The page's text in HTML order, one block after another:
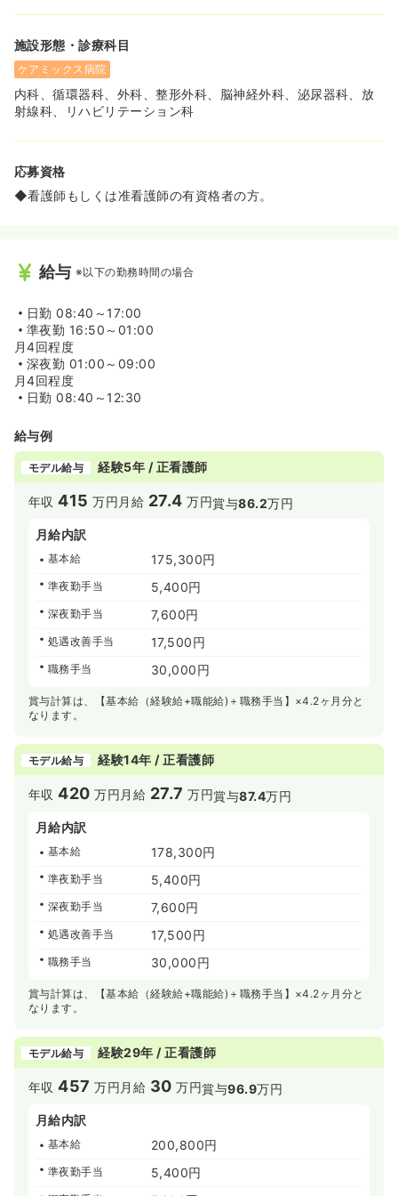
施設形態・診療科目
ケアミックス病院
内科、循環器科、外科、整形外科、脳神経外科、泌尿器科、放
射線科、リハビリテーション科
応募資格
◆看護師もしくは准看護師の有資格者の方。
給与 ※以下の勤務時間の場合
日勤 08:40～17:00
準夜勤 16:50～01:00
月4回程度
深夜勤 01:00～09:00
月4回程度
日勤 08:40～12:30
給与例
モデル給与 経験5年 / 正看護師
年収415 万円 月給 27.4 万円賞与86.2万円
月給内訳
基本給 175,300円
準夜勤手当 5,400円
深夜勤手当 7,600円
処遇改善手当 17,500円
職務手当 30,000円
賞与計算は、【基本給（経験給+職能給)＋職務手当】×4.2ヶ月分と
なります。
モデル給与 経験14年 / 正看護師
年収420 万円 月給 27.7 万円賞与87.4万円
月給内訳
基本給 178,300円
準夜勤手当 5,400円
深夜勤手当 7,600円
処遇改善手当 17,500円
職務手当 30,000円
賞与計算は、【基本給（経験給+職能給)＋職務手当】×4.2ヶ月分と
なります。
モデル給与 経験29年 / 正看護師
年収457 万円 月給 30 万円賞与96.9万円
月給内訳
基本給 200,800円
準夜勤手当 5,400円